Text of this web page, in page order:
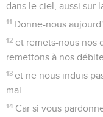
dans le ciel, aussi sur
11 Donne-nous
12 et remets-nous nos
remettons à nos
13 et ne nous induis
mal.
14 Car si vous